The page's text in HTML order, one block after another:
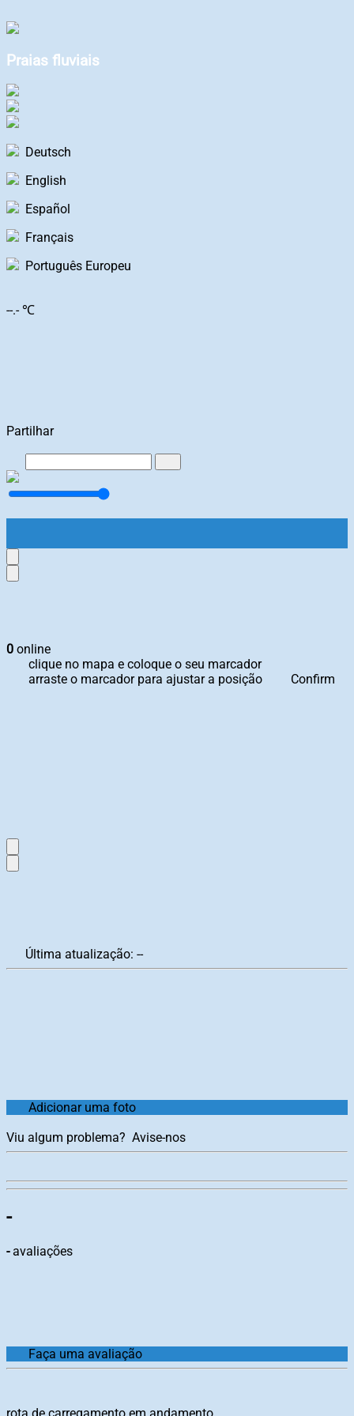
Praias fluviais
Deutsch
English
Español
Français
Português Europeu
--.- ℃
Partilhar
0 online
clique no mapa e coloque o seu marcador
arraste o marcador para ajustar a posição
Confirm
Última atualização: --
Adicionar uma foto
Viu algum problema? Avise-nos
-
-avaliações
Faça uma avaliação